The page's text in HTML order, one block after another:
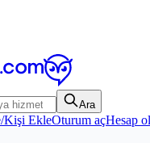
Ara
Kişi EkleOturum açHesap